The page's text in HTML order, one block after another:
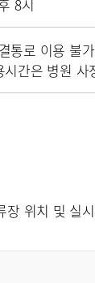
8시
통로 이용 불
간은 병원 사
장 위치 및 실